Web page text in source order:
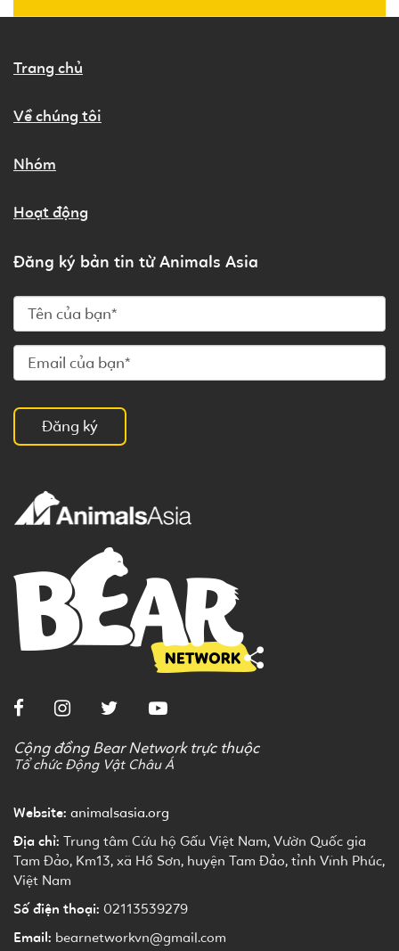
Trang chủ
Về chúng tôi
Nhóm
Hoạt động
Đăng ký bản tin từ Animals Asia
Đăng ký
Cộng đồng Bear Network trực thuộc
Tổ chức Động Vật Châu Á
Website: animalsasia.org
Địa chỉ: Trung tâm Cứu hộ Gấu Việt Nam, Vườn Quốc gia
Tam Đảo, Km13, xã Hồ Sơn, huyện Tam Đảo, tỉnh Vĩnh Phúc,
Việt Nam
Số điện thoại: 02113539279
Email: bearnetworkvn@gmail.com